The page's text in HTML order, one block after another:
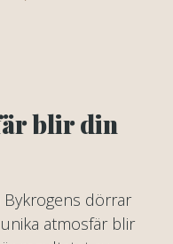
blir din
Bykrogens dörrar
atmosfär blir